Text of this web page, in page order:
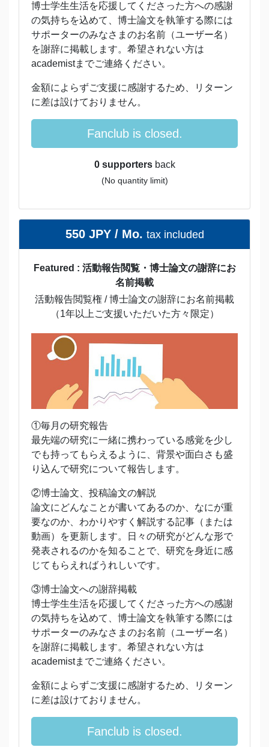
博士学生生活を応援してくださった方への感謝
の気持ちを込めて、博士論文を執筆する際には
サポーターのみなさまのお名前（ユーザー名）
を謝辞に掲載します。希望されない方は
academistまでご連絡ください。
金額によらずご支援に感謝するため、リターン
に差は設けておりません。
Fanclub is closed.
0 supportersback
(No quantity limit)
550 JPY / Mo. tax included
Featured : 活動報告閲覧・博士論文の謝辞にお
名前掲載
活動報告閲覧権 / 博士論文の謝辞にお名前掲載
（1年以上ご支援いただいた方々限定）
①毎月の研究報告
最先端の研究に一緒に携わっている感覚を少し
でも持ってもらえるように、背景や面白さも盛
り込んで研究について報告します。
②博士論文、投稿論文の解説
論文にどんなことが書いてあるのか、なにが重
要なのか、わかりやすく解説する記事（または
動画）を更新します。日々の研究がどんな形で
発表されるのかを知ることで、研究を身近に感
じてもらえればうれしいです。
③博士論文への謝辞掲載
博士学生生活を応援してくださった方への感謝
の気持ちを込めて、博士論文を執筆する際には
サポーターのみなさまのお名前（ユーザー名）
を謝辞に掲載します。希望されない方は
academistまでご連絡ください。
金額によらずご支援に感謝するため、リターン
に差は設けておりません。
Fanclub is closed.